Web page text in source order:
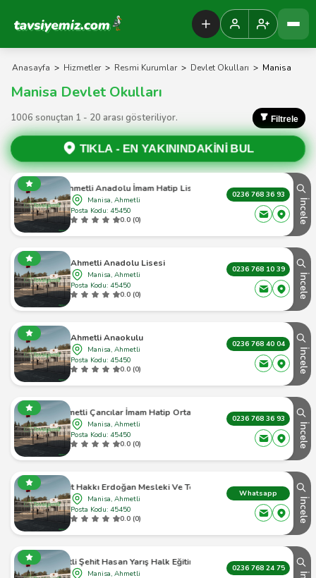
Tavsiyemiz Anasayfa
Anasayfa > Hizmetler > Resmi Kurumlar > Devlet Okulları > Manisa
Manisa Devlet Okulları
1006 sonuçtan 1 - 20 arası gösteriliyor. Filtrele
TIKLA - EN YAKININDAKİNİ BUL
Ahmetli Anadolu İmam Hatip Lisesi
Manisa, Ahmetli
Posta Kodu: 45450
0.0 (0)
0236 768 36 93
İncele
Ahmetli Anadolu Lisesi
Manisa, Ahmetli
Posta Kodu: 45450
0.0 (0)
0236 768 10 39
İncele
Ahmetli Anaokulu
Manisa, Ahmetli
Posta Kodu: 45450
0.0 (0)
0236 768 40 04
İncele
Ahmetli Çancılar İmam Hatip Ortaokulu
Manisa, Ahmetli
Posta Kodu: 45450
0.0 (0)
0236 768 36 93
İncele
Şehit Hakkı Erdoğan Mesleki Ve Teknik Anadolu Lisesi
Manisa, Ahmetli
Posta Kodu: 45450
0.0 (0)
Whatsapp
İncele
Ahmetli Şehit Hasan Yarış Halk Eğitimi Merkezi
Manisa, Ahmetli
0236 768 24 75